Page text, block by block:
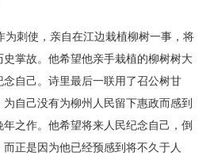
刺使，亲自在江边栽植柳树一事，将
掌故。他希望他亲手栽植的柳树树大
自己。诗里最后一联用了召公树甘
自己没有为柳州人民留下惠政而感到
之作。他希望将来人民纪念自己，倒
正是因为他已经预感到将不久于人